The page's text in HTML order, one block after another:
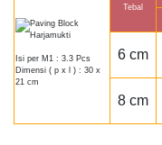
Isi per M1 : 3.3 Pcs
Dimensi ( p x l ) : 30 x
21 cm
Tebal
6 cm
8 cm